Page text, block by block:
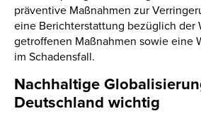
präventive Maßnahmen zur
eine Berichterstattung bezüglich der
getroffenen Maßnahmen sowie eine
im Schadensfall.
Nachhaltige
Deutschland wichtig